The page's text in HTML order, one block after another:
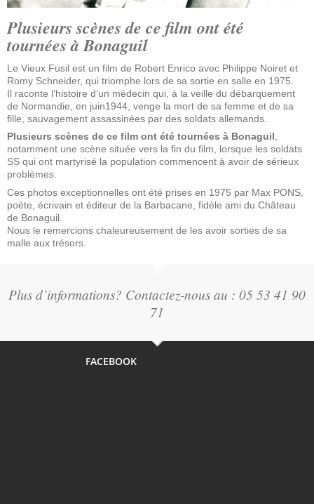
Plusieurs scènes de ce film ont été
tournées à Bonaguil
Le Vieux Fusil est un film de Robert Enrico avec Philippe Noiret et
Romy Schneider, qui triomphe lors de sa sortie en salle en 1975.
Il raconte l’histoire d’un médecin qui, à la veille du débarquement
de Normandie, en juin1944, venge la mort de sa femme et de sa
fille, sauvagement assassinées par des soldats allemands.
Plusieurs scènes de ce film ont été tournées à Bonaguil,
notamment une scène située vers la fin du film, lorsque les soldats
SS qui ont martyrisé la population commencent à avoir de sérieux
problèmes.
Ces photos exceptionnelles ont été prises en 1975 par Max PONS,
poète, écrivain et éditeur de la Barbacane, fidèle ami du Château
de Bonaguil.
Nous le remercions chaleureusement de les avoir sorties de sa
malle aux trésors.
Plus d’informations? Contactez-nous au : 05 53 41 90
71
FACEBOOK